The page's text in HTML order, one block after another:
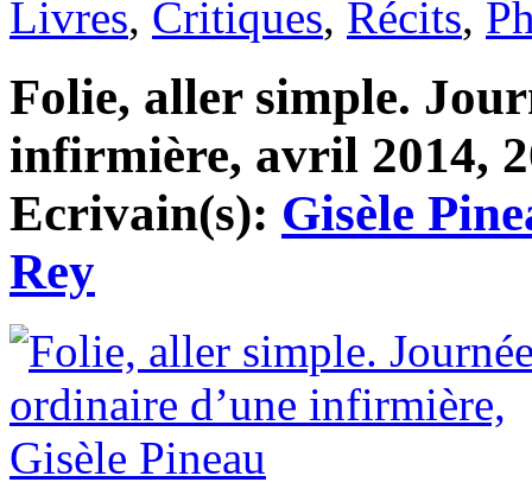
Livres, Critiques, Récits,
Folie, aller simple.
infirmière, avril 2014,
Ecrivain(s): Gisèle
Rey